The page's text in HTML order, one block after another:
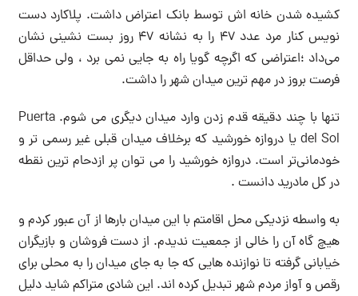
کشیده شدن خانه اش توسط بانک اعتراض داشت. پلاکارد دست
نویس کنار مرد عدد ۴۷ را به نشانه ۴۷ روز بست نشینی نشان
می‌داد ؛اعتراضی که اگرچه گویا راه به جایی نمی برد ، ولی حداقل
فرصت بروز در مهم ترین میدان شهر را داشت.
تنها با چند دقیقه قدم زدن وارد میدان دیگری می شوم. Puerta
del Sol یا دروازه خورشید که برخلاف میدان قبلی غیر رسمی تر و
خودمانی‌تر است. دروازه خورشید را می توان پر ازدحام ترین نقطه
در کل مادرید دانست .
به واسطه نزدیکی محل اقامتم با این میدان بارها از آن عبور کردم و
هیچ گاه آن را خالی از جمعیت ندیدم. از دست فروشان و بازیگران
خیابانی گرفته تا نوازنده هایی که جا به جای میدان را به محلی برای
رقص و آواز مردم شهر تبدیل کرده اند. این شادی متراکم شاید دلیل